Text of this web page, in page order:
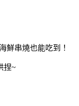
鮮串燒也能吃到！
捏~